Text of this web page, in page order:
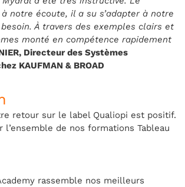
notre écoute, il a su s’adapter à notre
À travers des exemples clairs et
monté en compétence rapidement
Directeur des Systèmes
KAUFMAN & BROAD
retour sur le label Qualiopi est positif.
l’ensemble de nos formations Tableau
rassemble nos meilleurs